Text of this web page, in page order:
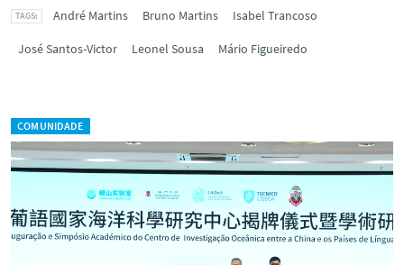
André Martins
Bruno Martins Isabel Trancoso
José Santos-Victor Leonel Sousa Mário Figueiredo
COMUNIDADE